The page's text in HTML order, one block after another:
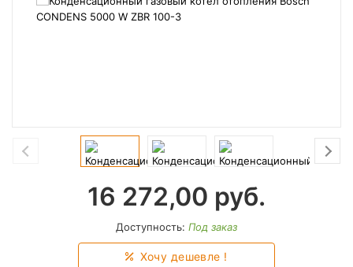
16 272,00 руб.
Доступность: Под заказ
Хочу дешевле !